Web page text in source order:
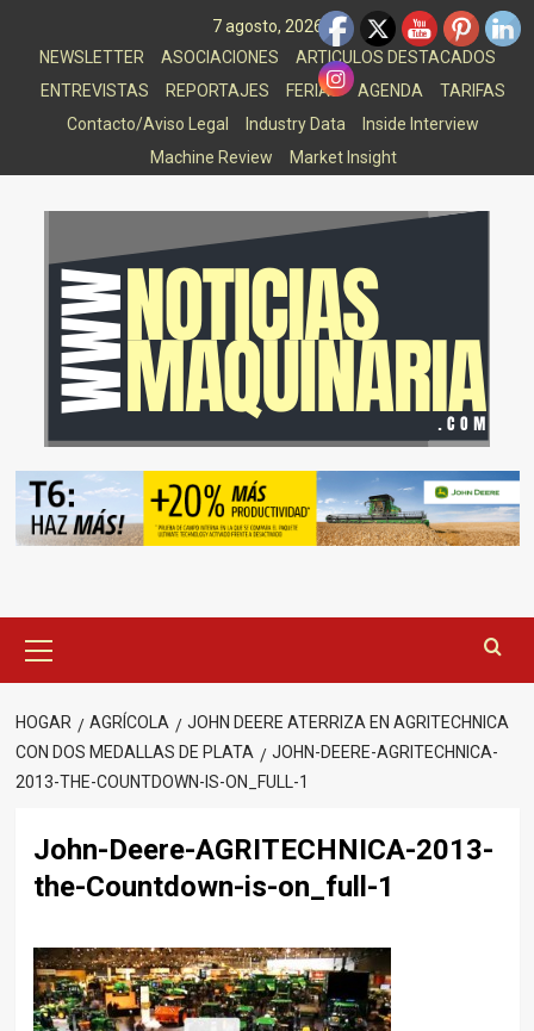
7 agosto, 2026
NEWSLETTER
ASOCIACIONES
ARTICULOS DESTACADOS
ENTREVISTAS
REPORTAJES FERIAS AGENDA
TARIFAS
Contacto/Aviso Legal
Industry Data
Inside Interview
Machine Review
Market Insight
principal
HOGAR AGRÍCOLA
JOHN DEERE ATERRIZA EN AGRITECHNICA
CON DOS MEDALLAS DE PLATA
JOHN-DEERE-AGRITECHNICA-
2013-THE-COUNTDOWN-IS-ON_FULL-1
John-Deere-AGRITECHNICA-2013-
the-Countdown-is-on_full-1